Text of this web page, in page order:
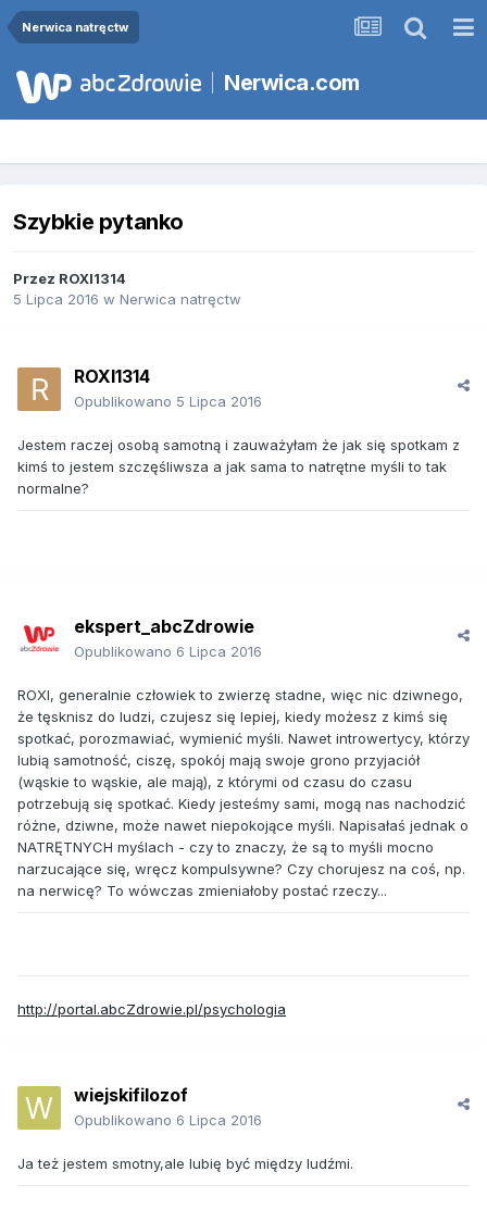
Nerwica natręctw
Nerwica.com
Szybkie pytanko
Przez ROXI1314
5 Lipca 2016 w Nerwica natręctw
ROXI1314
Opublikowano 5 Lipca 2016
Jestem raczej osobą samotną i zauważyłam że jak się spotkam z
kimś to jestem szczęśliwsza a jak sama to natrętne myśli to tak
normalne?
ekspert_abcZdrowie
Opublikowano 6 Lipca 2016
ROXI, generalnie człowiek to zwierzę stadne, więc nic dziwnego,
że tęsknisz do ludzi, czujesz się lepiej, kiedy możesz z kimś się
spotkać, porozmawiać, wymienić myśli. Nawet introwertycy, którzy
lubią samotność, ciszę, spokój mają swoje grono przyjaciół
(wąskie to wąskie, ale mają), z którymi od czasu do czasu
potrzebują się spotkać. Kiedy jesteśmy sami, mogą nas nachodzić
różne, dziwne, może nawet niepokojące myśli. Napisałaś jednak o
NATRĘTNYCH myślach - czy to znaczy, że są to myśli mocno
narzucające się, wręcz kompulsywne? Czy chorujesz na coś, np.
na nerwicę? To wówczas zmieniałoby postać rzeczy...
http://portal.abcZdrowie.pl/psychologia
wiejskifilozof
Opublikowano 6 Lipca 2016
Ja też jestem smotny,ale lubię być między ludźmi.